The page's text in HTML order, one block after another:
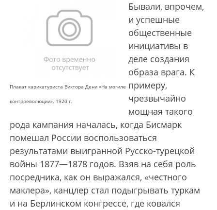
Плакат карикатуриста Виктора Дени «На могиле
контрреволюции». 1920 г.
Бывали, впрочем,
и успешные
общественные
инициативы в
деле создания
образа врага. К
примеру,
чрезвычайно
мощная такого
рода кампания началась, когда Бисмарк
помешал России воспользоваться
результатами выигранной Русско-турецкой
войны 1877—1878 годов. Взяв на себя роль
посредника, как он выражался, «честного
маклера», канцлер стал подыгрывать туркам
и на Берлинском конгрессе, где ковался